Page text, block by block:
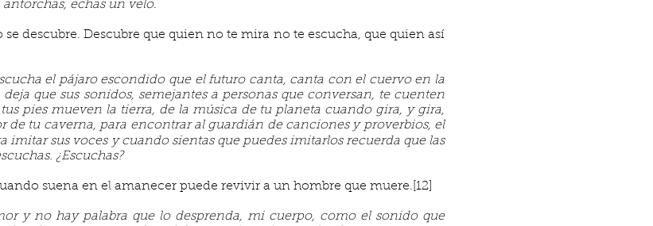
echas un velo.
descubre. Descubre que quien no te mira no te escucha, que quien así
el pájaro escondido que el futuro canta, canta con el cuervo en la
que sus sonidos, semejantes a personas que conversan, te cuenten
pies mueven la tierra, de la música de tu planeta cuando gira, y gira,
de tu caverna, para encontrar al guardián de canciones y proverbios, el
imitar sus voces y cuando sientas que puedes imitarlos recuerda que las
¿Escuchas?
suena en el amanecer puede revivir a un hombre que muere.[12]
y no hay palabra que lo desprenda, mi cuerpo, como el sonido que